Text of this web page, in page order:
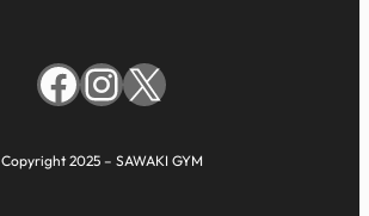
Facebook
Instagram
X
Copyright 2025 – SAWAKI GYM